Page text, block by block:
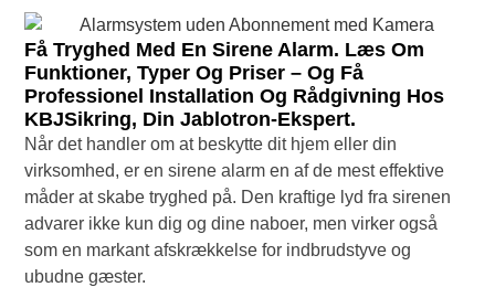
Få Tryghed Med En Sirene Alarm. Læs Om
Funktioner, Typer Og Priser – Og Få
Professionel Installation Og Rådgivning Hos
KBJSikring, Din Jablotron-Ekspert.
Når det handler om at beskytte dit hjem eller din
virksomhed, er en sirene alarm en af de mest effektive
måder at skabe tryghed på. Den kraftige lyd fra sirenen
advarer ikke kun dig og dine naboer, men virker også
som en markant afskrækkelse for indbrudstyve og
ubudne gæster.